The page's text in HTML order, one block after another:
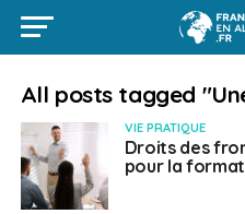
All posts tagged
VIE PRATIQUE
Droits des
pour la